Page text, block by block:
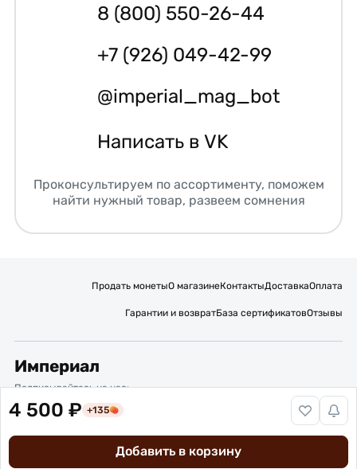
4 500 ₽ +135
Добавить в корзину
8 (800) 550-26-44
+7 (926) 049-42-99
@imperial_mag_bot
Написать в VK
Проконсультируем по ассортименту, поможем
найти нужный товар, развеем сомнения
Продать монетыО магазинеКонтактыДоставкаОплата
Гарантии и возвратБаза сертификатовОтзывы
Империал
Подписывайтесь на нас:
Вакансии
Политика обработки персональных данных
© 2016 – 2026 ИП Титов Александр Михайлович